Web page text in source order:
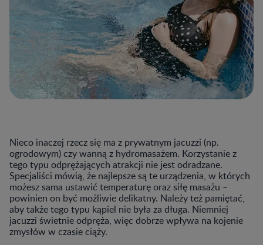
Nieco inaczej rzecz się ma z prywatnym jacuzzi (np.
ogrodowym) czy wanną z hydromasażem. Korzystanie z
tego typu odprężających atrakcji nie jest odradzane.
Specjaliści mówią, że najlepsze są te urządzenia, w których
możesz sama ustawić temperaturę oraz siłę masażu –
powinien on być możliwie delikatny. Należy też pamiętać,
aby także tego typu kąpiel nie była za długa. Niemniej
jacuzzi świetnie odpręża, więc dobrze wpływa na kojenie
zmysłów w czasie ciąży.